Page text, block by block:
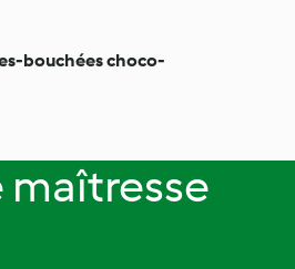
bouchées choco-
maîtresse